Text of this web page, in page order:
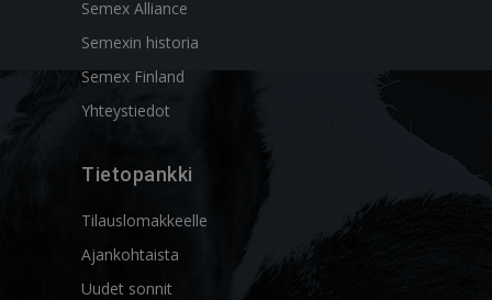
Semex Alliance
Semexin historia
Semex Finland
Yhteystiedot
Tietopankki
Tilauslomakkeelle
Ajankohtaista
Uudet sonnit